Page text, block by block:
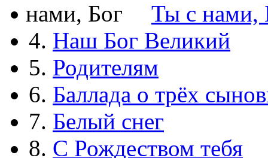
Ты с нами,
4. Наш Бог Великий
5. Родителям
6. Баллада о трёх
7. Белый снег
8. С Рождеством тебя